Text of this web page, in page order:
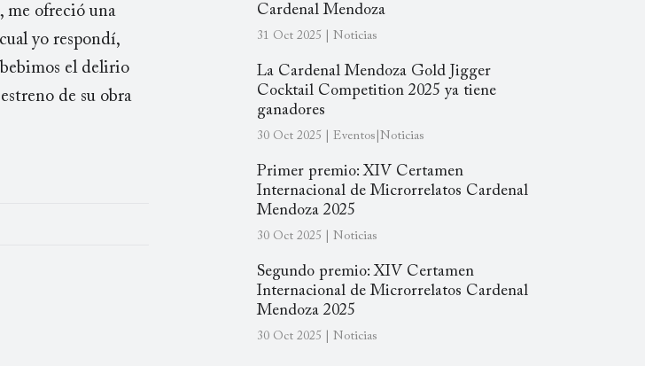
me ofreció una
yo respondí,
bebimos el delirio
de su obra
Cardenal Mendoza
31 Oct 2025 | Noticias
La Cardenal Mendoza Gold Jigger
Cocktail Competition 2025 ya tiene
ganadores
30 Oct 2025 | Eventos|Noticias
Primer premio: XIV Certamen
Internacional de Microrrelatos Cardenal
Mendoza 2025
30 Oct 2025 | Noticias
Segundo premio: XIV Certamen
Internacional de Microrrelatos Cardenal
Mendoza 2025
30 Oct 2025 | Noticias